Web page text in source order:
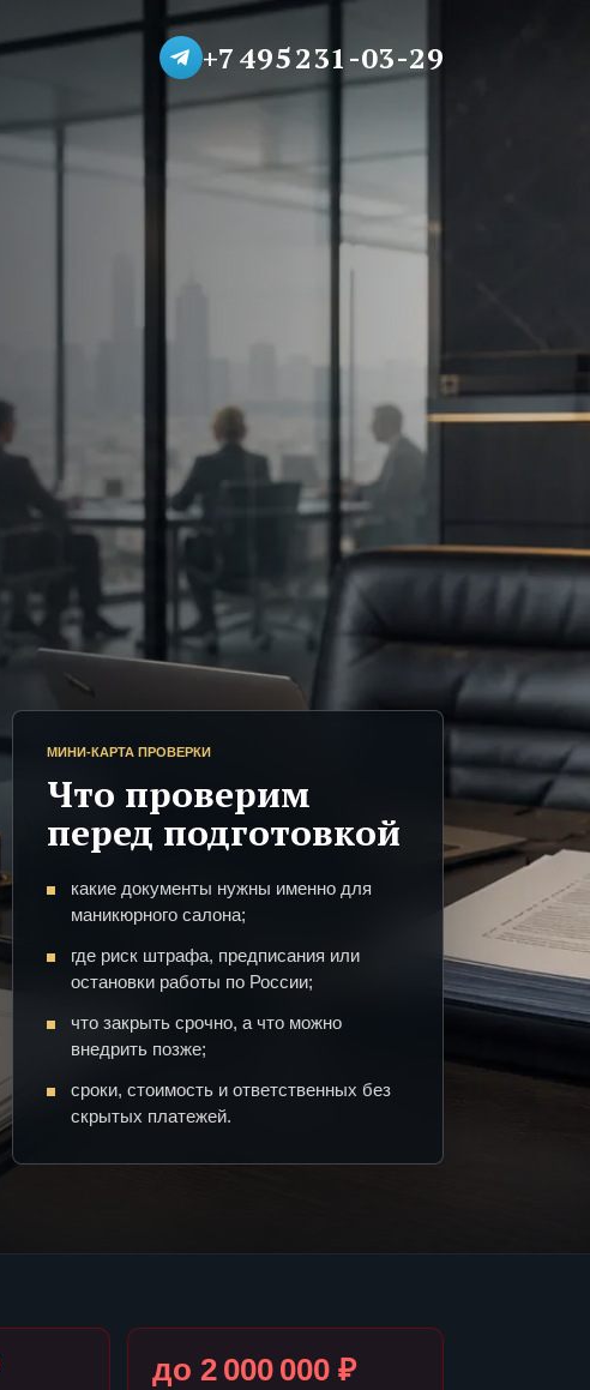
+7 495 231-03-29
МИНИ-КАРТА ПРОВЕРКИ
Что проверим
перед подготовкой
какие документы нужны именно для
маникюрного салона;
где риск штрафа, предписания или
остановки работы по России;
что закрыть срочно, а что можно
внедрить позже;
сроки, стоимость и ответственных без
скрытых платежей.
до 2 000 000 ₽